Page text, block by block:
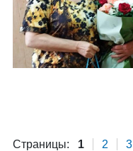
Страницы: 1 2 3